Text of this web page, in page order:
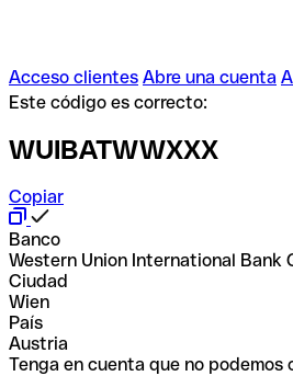
Acceso clientes Abre una cuenta
Este código es correcto:
WUIBATWWXXX
Copiar
Banco
Western Union International Bank
Ciudad
Wien
País
Austria
Tenga en cuenta que no